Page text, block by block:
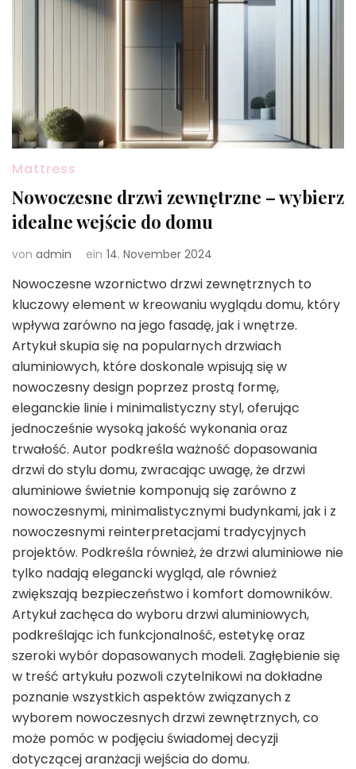
Mattress
Nowoczesne drzwi zewnętrzne – wybierz
idealne wejście do domu
von admin ein 14. November 2024
Nowoczesne wzornictwo drzwi zewnętrznych to
kluczowy element w kreowaniu wyglądu domu, który
wpływa zarówno na jego fasadę, jak i wnętrze.
Artykuł skupia się na popularnych drzwiach
aluminiowych, które doskonale wpisują się w
nowoczesny design poprzez prostą formę,
eleganckie linie i minimalistyczny styl, oferując
jednocześnie wysoką jakość wykonania oraz
trwałość. Autor podkreśla ważność dopasowania
drzwi do stylu domu, zwracając uwagę, że drzwi
aluminiowe świetnie komponują się zarówno z
nowoczesnymi, minimalistycznymi budynkami, jak i z
nowoczesnymi reinterpretacjami tradycyjnych
projektów. Podkreśla również, że drzwi aluminiowe nie
tylko nadają elegancki wygląd, ale również
zwiększają bezpieczeństwo i komfort domowników.
Artykuł zachęca do wyboru drzwi aluminiowych,
podkreślając ich funkcjonalność, estetykę oraz
szeroki wybór dopasowanych modeli. Zagłębienie się
w treść artykułu pozwoli czytelnikowi na dokładne
poznanie wszystkich aspektów związanych z
wyborem nowoczesnych drzwi zewnętrznych, co
może pomóc w podjęciu świadomej decyzji
dotyczącej aranżacji wejścia do domu.